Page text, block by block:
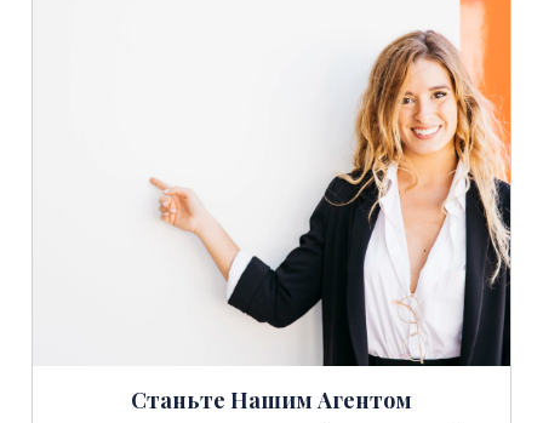
Станьте Нашим Агентом